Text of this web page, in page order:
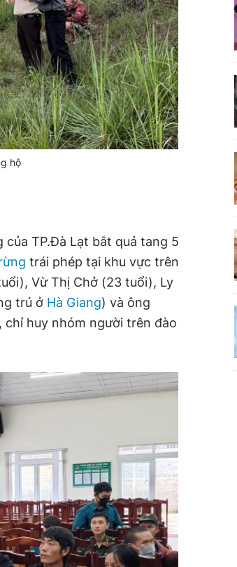
hộ
của TP.Đà Lạt bắt quả tang 5
trái phép tại khu vực trên
Vừ Thị Chở (23 tuổi), Ly
trú ở Hà Giang) và ông
chỉ huy nhóm người trên đào